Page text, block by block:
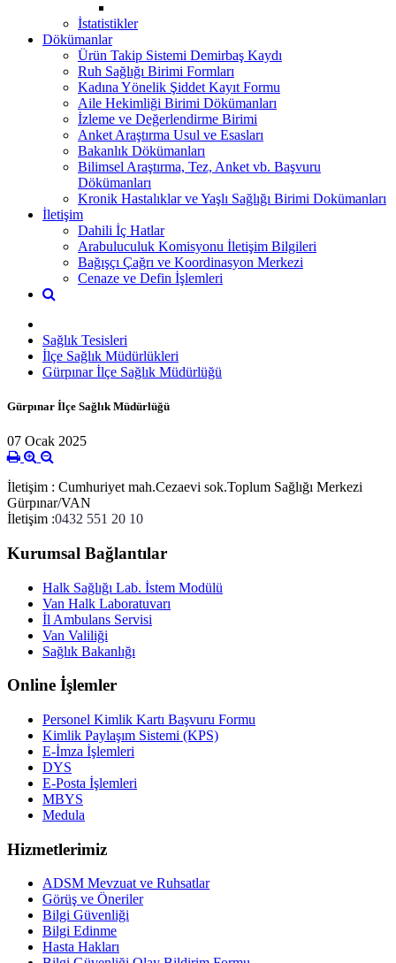
İstatistikler
Dökümanlar
Ürün Takip Sistemi Demirbaş Kaydı
Ruh Sağlığı Birimi Formları
Kadına Yönelik Şiddet Kayıt Formu
Aile Hekimliği Birimi Dökümanları
İzleme ve Değerlendirme Birimi
Anket Araştırma Usul ve Esasları
Bakanlık Dökümanları
Bilimsel Araştırma, Tez, Anket vb. Başvuru
Dökümanları
Kronik Hastalıklar ve Yaşlı Sağlığı Birimi Dokümanları
İletişim
Dahili İç Hatlar
Arabuluculuk Komisyonu İletişim Bilgileri
Bağışçı Çağrı ve Koordinasyon Merkezi
Cenaze ve Defin İşlemleri
Sağlık Tesisleri
İlçe Sağlık Müdürlükleri
Gürpınar İlçe Sağlık Müdürlüğü
Gürpınar İlçe Sağlık Müdürlüğü
07 Ocak 2025
İletişim : Cumhuriyet mah.Cezaevi sok.Toplum Sağlığı Merkezi
Gürpınar/VAN
İletişim :0432 551 20 10
Kurumsal Bağlantılar
Halk Sağlığı Lab. İstem Modülü
Van Halk Laboratuvarı
İl Ambulans Servisi
Van Valiliği
Sağlık Bakanlığı
Online İşlemler
Personel Kimlik Kartı Başvuru Formu
Kimlik Paylaşım Sistemi (KPS)
E-İmza İşlemleri
DYS
E-Posta İşlemleri
MBYS
Medula
Hizmetlerimiz
ADSM Mevzuat ve Ruhsatlar
Görüş ve Öneriler
Bilgi Güvenliği
Bilgi Edinme
Hasta Hakları